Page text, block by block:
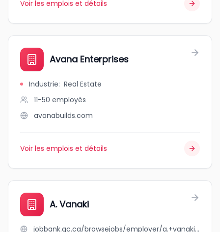
Voir les emplois et détails
Avana Enterprises
Industrie: Real Estate
11-50 employés
avanabuilds.com
Voir les emplois et détails
A. Vanaki
jobbank.gc.ca/browsejobs/employer/a.+vanaki/ca